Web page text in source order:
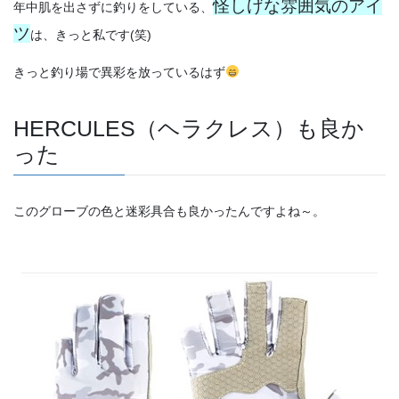
年中肌を出さずに釣りをしている、怪しげな雰囲気のアイ
ツは、きっと私です(笑)
きっと釣り場で異彩を放っているはず
HERCULES（ヘラクレス）も良か
った
このグローブの色と迷彩具合も良かったんですよね～。